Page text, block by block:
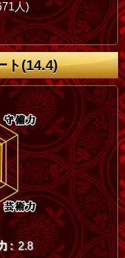
人)
ト(14.4)
: 2.8